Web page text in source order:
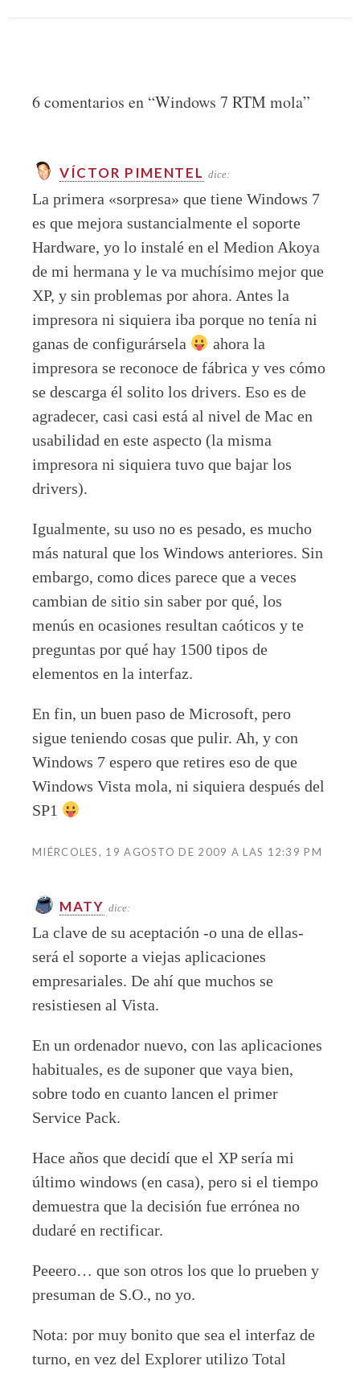
6 comentarios en “Windows 7 RTM mola”
VÍCTOR PIMENTEL dice:
La primera «sorpresa» que tiene Windows 7
es que mejora sustancialmente el soporte
Hardware, yo lo instalé en el Medion Akoya
de mi hermana y le va muchísimo mejor que
XP, y sin problemas por ahora. Antes la
impresora ni siquiera iba porque no tenía ni
ganas de configurársela
ahora la
impresora se reconoce de fábrica y ves cómo
se descarga él solito los drivers. Eso es de
agradecer, casi casi está al nivel de Mac en
usabilidad en este aspecto (la misma
impresora ni siquiera tuvo que bajar los
drivers).
Igualmente, su uso no es pesado, es mucho
más natural que los Windows anteriores. Sin
embargo, como dices parece que a veces
cambian de sitio sin saber por qué, los
menús en ocasiones resultan caóticos y te
preguntas por qué hay 1500 tipos de
elementos en la interfaz.
En fin, un buen paso de Microsoft, pero
sigue teniendo cosas que pulir. Ah, y con
Windows 7 espero que retires eso de que
Windows Vista mola, ni siquiera después del
SP1
MIÉRCOLES, 19 AGOSTO DE 2009 A LAS 12:39 PM
MATY dice:
La clave de su aceptación -o una de ellas-
será el soporte a viejas aplicaciones
empresariales. De ahí que muchos se
resistiesen al Vista.
En un ordenador nuevo, con las aplicaciones
habituales, es de suponer que vaya bien,
sobre todo en cuanto lancen el primer
Service Pack.
Hace años que decidí que el XP sería mi
último windows (en casa), pero si el tiempo
demuestra que la decisión fue errónea no
dudaré en rectificar.
Peeero… que son otros los que lo prueben y
presuman de S.O., no yo.
Nota: por muy bonito que sea el interfaz de
turno, en vez del Explorer utilizo Total